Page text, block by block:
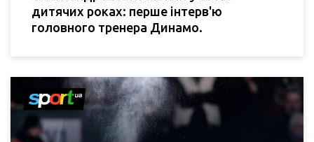
дитячих роках: перше інтерв'ю
головного тренера Динамо.